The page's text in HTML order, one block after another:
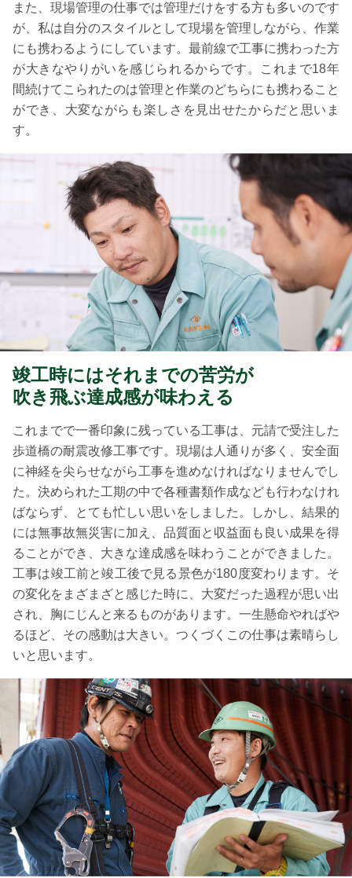
また、現場管理の仕事では管理だけをする方も多いのです
が、私は自分のスタイルとして現場を管理しながら、作業
にも携わるようにしています。最前線で工事に携わった方
が大きなやりがいを感じられるからです。これまで18年
間続けてこられたのは管理と作業のどちらにも携わること
ができ、大変ながらも楽しさを見出せたからだと思いま
す。
竣工時にはそれまでの苦労が
吹き飛ぶ達成感が味わえる
これまでで一番印象に残っている工事は、元請で受注した
歩道橋の耐震改修工事です。現場は人通りが多く、安全面
に神経を尖らせながら工事を進めなければなりませんでし
た。決められた工期の中で各種書類作成なども行わなけれ
ばならず、とても忙しい思いをしました。しかし、結果的
には無事故無災害に加え、品質面と収益面も良い成果を得
ることができ、大きな達成感を味わうことができました。
工事は竣工前と竣工後で見る景色が180度変わります。そ
の変化をまざまざと感じた時に、大変だった過程が思い出
され、胸にじんと来るものがあります。一生懸命やればや
るほど、その感動は大きい。つくづくこの仕事は素晴らし
いと思います。